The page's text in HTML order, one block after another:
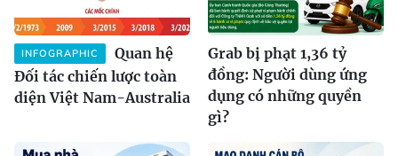
INFOGRAPHIC
Quan hệ
Đối tác chiến lược toàn
diện Việt Nam-Australia
Grab bị phạt 1,36 tỷ
đồng: Người dùng ứng
dụng có những quyền
gì?